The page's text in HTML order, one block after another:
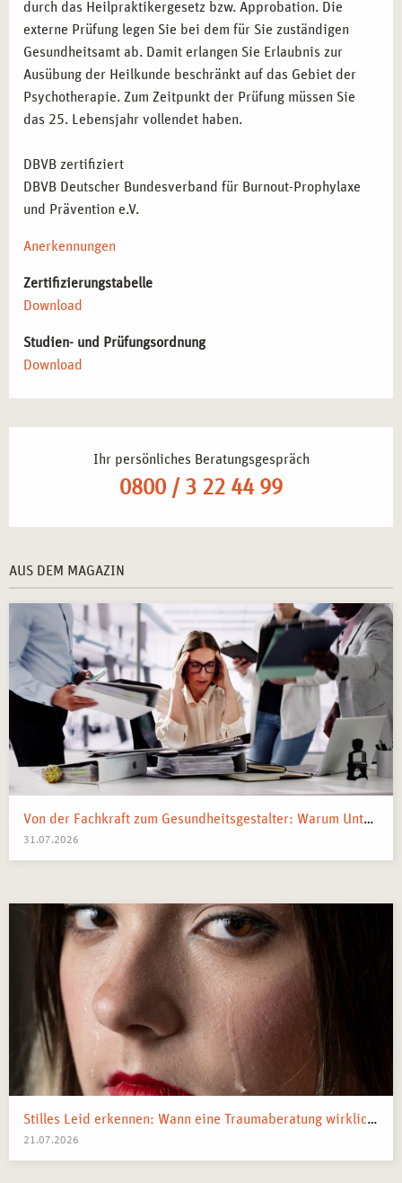
durch das Heilpraktikergesetz bzw. Approbation. Die
externe Prüfung legen Sie bei dem für Sie zuständigen
Gesundheitsamt ab. Damit erlangen Sie Erlaubnis zur
Ausübung der Heilkunde beschränkt auf das Gebiet der
Psychotherapie. Zum Zeitpunkt der Prüfung müssen Sie
das 25. Lebensjahr vollendet haben.
DBVB zertifiziert
DBVB Deutscher Bundesverband für Burnout-Prophylaxe
und Prävention e.V.
Anerkennungen
Zertifizierungstabelle
Download
Studien- und Prüfungsordnung
Download
Ihr persönliches Beratungsgespräch
0800 / 3 22 44 99
AUS DEM MAGAZIN
Von der Fachkraft zum Gesundheitsgestalter: Warum Unternehmen 2026 Business Health Coaches brauchen
31.07.2026
Stilles Leid erkennen: Wann eine Traumaberatung wirklich der richtige Schritt ist
21.07.2026